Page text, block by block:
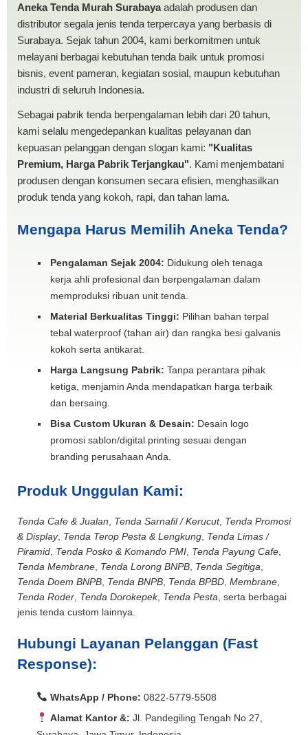
Aneka Tenda Murah Surabayaadalah produsen dan
distributor segala jenis tenda terpercaya yang berbasis di
Surabaya. Sejak tahun 2004, kami berkomitmen untuk
melayani berbagai kebutuhan tenda baik untuk promosi
bisnis, event pameran, kegiatan sosial, maupun kebutuhan
industri di seluruh Indonesia.
Sebagai pabrik tenda berpengalaman lebih dari 20 tahun,
kami selalu mengedepankan kualitas pelayanan dan
kepuasan pelanggan dengan slogan kami: "Kualitas
Premium, Harga Pabrik Terjangkau". Kami menjembatani
produsen dengan konsumen secara efisien, menghasilkan
produk tenda yang kokoh, rapi, dan tahan lama.
Mengapa Harus Memilih Aneka Tenda?
Pengalaman Sejak 2004: Didukung oleh tenaga
kerja ahli profesional dan berpengalaman dalam
memproduksi ribuan unit tenda.
Material Berkualitas Tinggi: Pilihan bahan terpal
tebal waterproof (tahan air) dan rangka besi galvanis
kokoh serta antikarat.
Harga Langsung Pabrik: Tanpa perantara pihak
ketiga, menjamin Anda mendapatkan harga terbaik
dan bersaing.
Bisa Custom Ukuran & Desain: Desain logo
promosi sablon/digital printing sesuai dengan
branding perusahaan Anda.
Produk Unggulan Kami:
Tenda Cafe & Jualan Tenda Sarnafil / Kerucut, Tenda Promosi
& Display, Tenda Terop Pesta & Lengkung Tenda Limas /
Piramid Tenda Posko & Komando PMI Tenda Payung Cafe
Tenda Membrane Tenda Lorong BNPB Tenda Segitiga
Tenda Doem BNPB Tenda BNPB Tenda BPBD Membrane
Tenda Roder Tenda Dorokepek, Tenda Pesta , serta berbagai
jenis tenda custom lainnya.
Hubungi Layanan Pelanggan (Fast
Response):
WhatsApp / Phone: 0822-5779-5508
Alamat Kantor &: Jl. Pandegiling Tengah No 27,